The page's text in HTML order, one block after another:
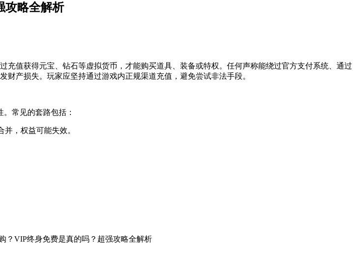
攻略全解析
值获得元宝、钻石等虚拟货币，才能购买道具、装备或特权。任何声称能绕过官方支付系统、通过
产损失。玩家应坚持通过游戏内正规渠道充值，避免尝试非法手段。
常见的套路包括：
，权益可能失效。